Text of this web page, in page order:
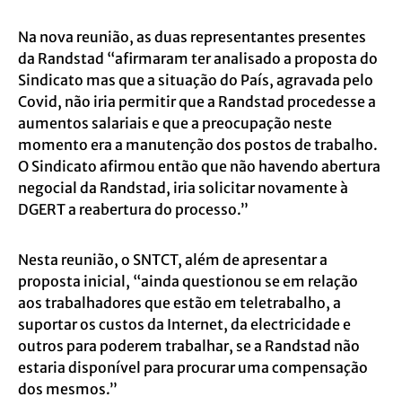
Na nova reunião, as duas representantes presentes
da Randstad “afirmaram ter analisado a proposta do
Sindicato mas que a situação do País, agravada pelo
Covid, não iria permitir que a Randstad procedesse a
aumentos salariais e que a preocupação neste
momento era a manutenção dos postos de trabalho.
O Sindicato afirmou então que não havendo abertura
negocial da Randstad, iria solicitar novamente à
DGERT a reabertura do processo.”
Nesta reunião, o SNTCT, além de apresentar a
proposta inicial, “ainda questionou se em relação
aos trabalhadores que estão em teletrabalho, a
suportar os custos da Internet, da electricidade e
outros para poderem trabalhar, se a Randstad não
estaria disponível para procurar uma compensação
dos mesmos.”